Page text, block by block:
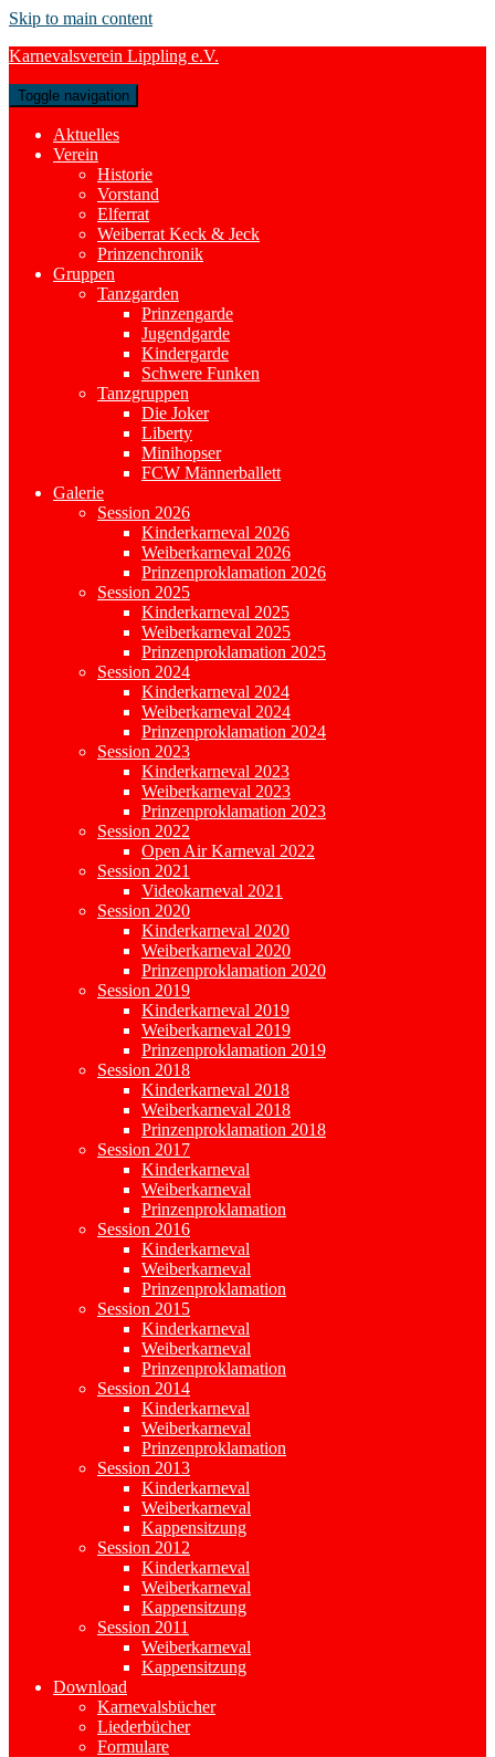
Skip to main content
Karnevalsverein Lippling e.V.
Toggle navigation
Aktuelles
Verein
Historie
Vorstand
Elferrat
Weiberrat Keck & Jeck
Prinzenchronik
Gruppen
Tanzgarden
Prinzengarde
Jugendgarde
Kindergarde
Schwere Funken
Tanzgruppen
Die Joker
Liberty
Minihopser
FCW Männerballett
Galerie
Session 2026
Kinderkarneval 2026
Weiberkarneval 2026
Prinzenproklamation 2026
Session 2025
Kinderkarneval 2025
Weiberkarneval 2025
Prinzenproklamation 2025
Session 2024
Kinderkarneval 2024
Weiberkarneval 2024
Prinzenproklamation 2024
Session 2023
Kinderkarneval 2023
Weiberkarneval 2023
Prinzenproklamation 2023
Session 2022
Open Air Karneval 2022
Session 2021
Videokarneval 2021
Session 2020
Kinderkarneval 2020
Weiberkarneval 2020
Prinzenproklamation 2020
Session 2019
Kinderkarneval 2019
Weiberkarneval 2019
Prinzenproklamation 2019
Session 2018
Kinderkarneval 2018
Weiberkarneval 2018
Prinzenproklamation 2018
Session 2017
Kinderkarneval
Weiberkarneval
Prinzenproklamation
Session 2016
Kinderkarneval
Weiberkarneval
Prinzenproklamation
Session 2015
Kinderkarneval
Weiberkarneval
Prinzenproklamation
Session 2014
Kinderkarneval
Weiberkarneval
Prinzenproklamation
Session 2013
Kinderkarneval
Weiberkarneval
Kappensitzung
Session 2012
Kinderkarneval
Weiberkarneval
Kappensitzung
Session 2011
Weiberkarneval
Kappensitzung
Download
Karnevalsbücher
Liederbücher
Formulare